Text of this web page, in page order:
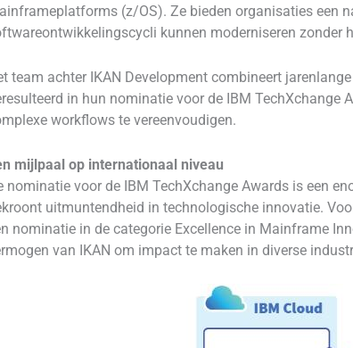
(z/OS). Ze bieden organisaties een
kunnen moderniseren zonder
team achter IKAN Development combineert
in hun nominatie voor de IBM TechXchange
workflows te vereenvoudigen.
mijlpaal op internationaal niveau
nominatie voor de IBM TechXchange Awards is een
uitmuntendheid in technologische innovatie.
nominatie in de categorie Excellence in Mainframe
van IKAN om impact te maken in diverse